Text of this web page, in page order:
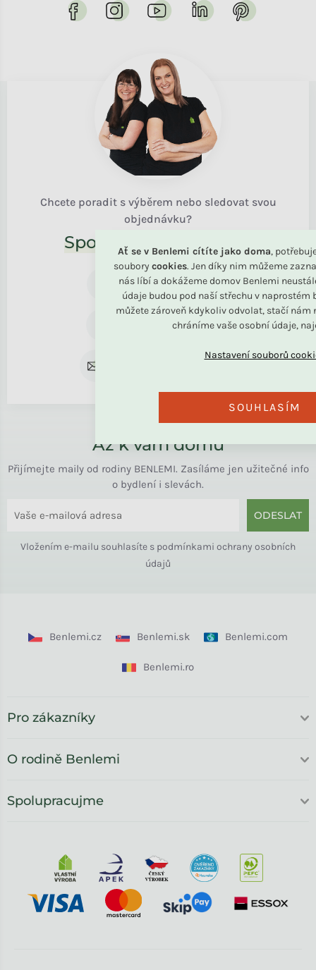
Ať se v Benlemi cítíte jako doma,
soubory cookies. Jen díky nim můžeme
nás líbí a dokážeme domov Benlemi
údaje budou pod naší střechu v naprostém
můžete zároveň kdykoliv odvolat, stačí nám
chráníme vaše osobní údaje,
SOUHLASÍM
Chcete poradit s výběrem nebo sledovat svou
objednávku?
Společně to vyřešíme!
+420 739 787 164
Po - Pá 8:30 - 16:00
+420 734 122 672
Pro reklamaci
rodina@benlemi.cz
Až k vám domů
Přijímejte maily od rodiny BENLEMI. Zasíláme jen užitečné info
o bydlení i slevách.
ODESLAT
Vložením e-mailu souhlasíte s podmínkami ochrany osobních
údajů
Benlemi.cz Benlemi.sk Benlemi.com
Benlemi.ro
Pro zákazníky
O rodině Benlemi
Spolupracujme